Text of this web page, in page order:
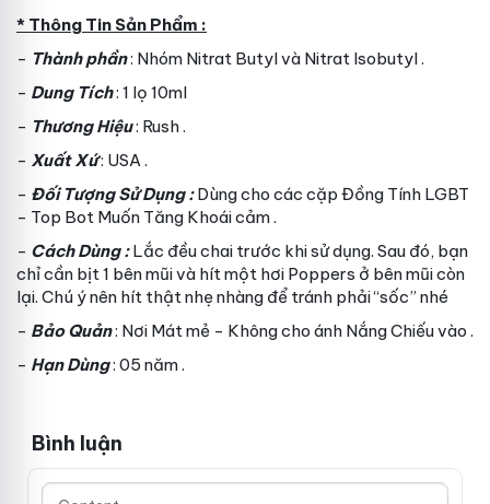
* Thông Tin Sản Phẩm :
- Thành phần: Nhóm Nitrat Butyl và Nitrat Isobutyl .
- Dung Tích: 1 lọ 10ml
- Thương Hiệu: Rush .
- Xuất Xứ: USA .
- Đối Tượng Sử Dụng :Dùng cho các cặp Đồng Tính LGBT
- Top Bot Muốn Tăng Khoái cảm .
- Cách Dùng :Lắc đều chai trước khi sử dụng. Sau đó, bạn
chỉ cần bịt 1 bên mũi và hít một hơi Poppers ở bên mũi còn
lại. Chú ý nên hít thật nhẹ nhàng để tránh phải “sốc” nhé
- Bảo Quản: Nơi Mát mẻ - Không cho ánh Nắng Chiếu vào .
- Hạn Dùng: 05 năm .
Bình luận